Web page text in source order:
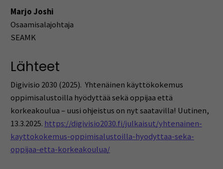
Marjo Joshi
Osaamisalajohtaja
SEAMK
Lähteet
Digivisio 2030 (2025). Yhtenäinen käyttökokemus
oppimisalustoilla hyödyttää sekä oppijaa että
korkeakoulua – uusi ohjeistus on nyt saatavilla! Uutinen,
13.3.2025. https://digivisio2030.fi/julkaisut/yhtenainen-
kayttokokemus-oppimisalustoilla-hyodyttaa-seka-
oppijaa-etta-korkeakoulua/